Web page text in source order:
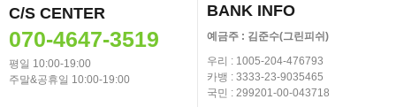
C/S CENTER
070-4647-3519
평일 10:00-19:00
주말&공휴일 10:00-19:00
BANK INFO
예금주 : 김준수(그린피쉬)
우리 : 1005-204-476793
카뱅 : 3333-23-9035465
국민 : 299201-00-043718